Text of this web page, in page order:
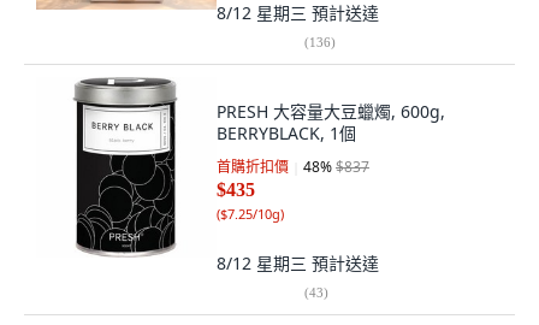
8/12 星期三 預計送達
(136)
PRESH 大容量大豆蠟燭, 600g,
BERRYBLACK, 1個
首購折扣價 48%$837
$435
($7.25/10g)
8/12 星期三 預計送達
(43)